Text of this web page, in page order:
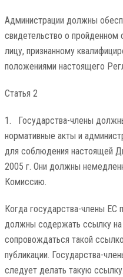
Администрации должны
свидетельство о
лицу, признанному
положениями настоящего
Статья 2
1. Государства-члены
нормативные акты и
для соблюдения настоящей
2005 г. Они должны
Комиссию.
Когда государства-члены ЕС
должны содержать ссылку
сопровождаться такой
публикации. Государства-
следует делать такую ​​ссылку.